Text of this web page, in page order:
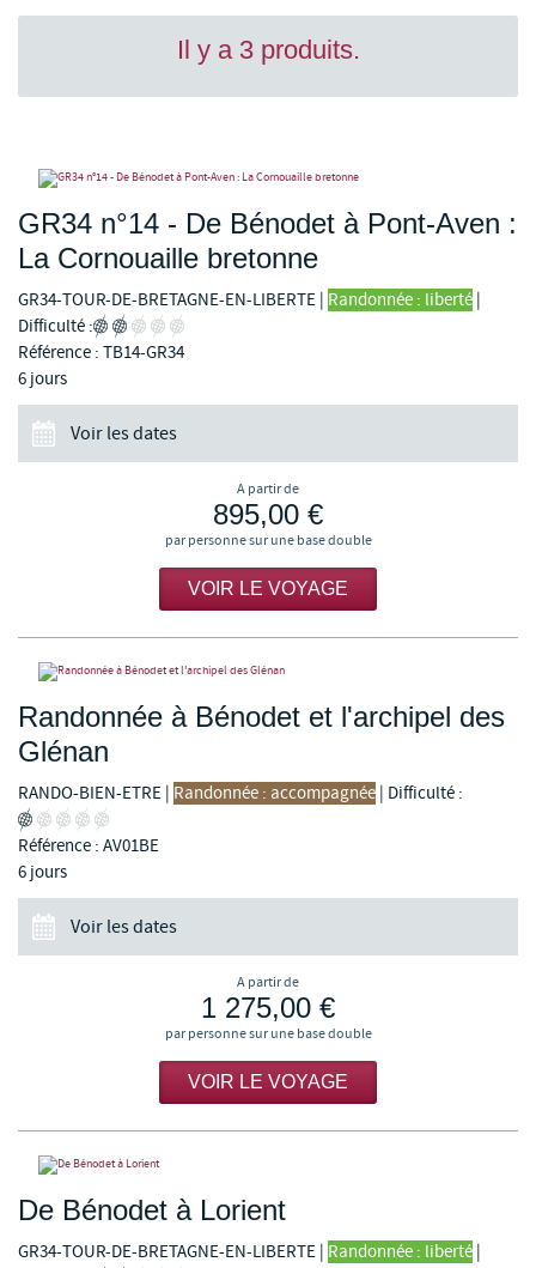
Il y a 3 produits.
GR34 n°14 - De Bénodet à Pont-Aven :
La Cornouaille bretonne
GR34-TOUR-DE-BRETAGNE-EN-LIBERTE | Randonnée : liberté |
Difficulté :
Référence : TB14-GR34
6 jours
Voir les dates
A partir de
895,00 €
par personne sur une base double
VOIR LE VOYAGE
Randonnée à Bénodet et l'archipel des
Glénan
RANDO-BIEN-ETRE | Randonnée : accompagnée | Difficulté :
Référence : AV01BE
6 jours
Voir les dates
A partir de
1 275,00 €
par personne sur une base double
VOIR LE VOYAGE
De Bénodet à Lorient
GR34-TOUR-DE-BRETAGNE-EN-LIBERTE | Randonnée : liberté |